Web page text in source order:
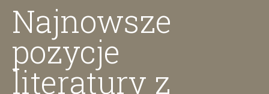
Najnowsze
pozycje
literatury z